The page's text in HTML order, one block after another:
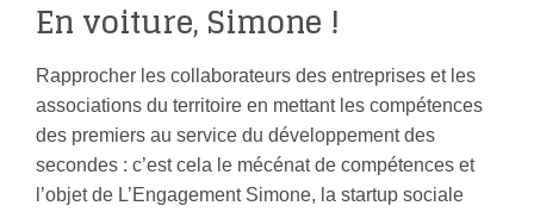
En voiture, Simone !
Rapprocher les collaborateurs des entreprises et les
associations du territoire en mettant les compétences
des premiers au service du développement des
secondes : c’est cela le mécénat de compétences et
l’objet de L’Engagement Simone, la startup sociale